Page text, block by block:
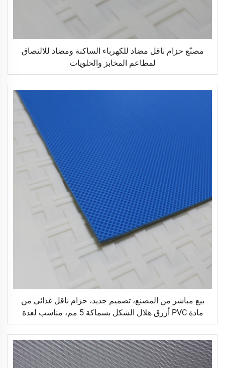
مصنّع حزام ناقل مضاد للكهرباء الساكنة ومضاد للالتصاق
لمطاعم المخابز والحلويات
بيع مباشر من المصنع، تصميم جديد، حزام ناقل غذائي من
مادة PVC أزرق هلال الشكل بسماكة 5 مم، مناسب لعدة
مناسبات في المطاعم